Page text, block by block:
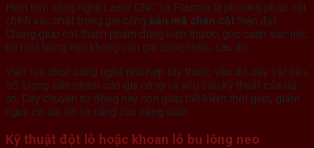
Hiện nay, công nghệ Laser CNC và Plasma là phương pháp cắt
chính xác nhất trong gia công bản mã chân cột hiện đại.
Chúng giúp cắt thành phẩm đúng kích thước, góc cạnh sắc nét,
bề mặt bóng mịn không cần gia công nhiều sau đó.
Việc lựa chọn công nghệ phù hợp tùy thuộc vào độ dày vật liệu,
số lượng sản phẩm cần gia công và yêu cầu kỹ thuật của dự
án. Dây chuyền tự động này còn giúp tiết kiệm thời gian, giảm
nguy cơ sai số và nâng cao năng suất.
Kỹ thuật đột lỗ hoặc khoan lỗ bu lông neo